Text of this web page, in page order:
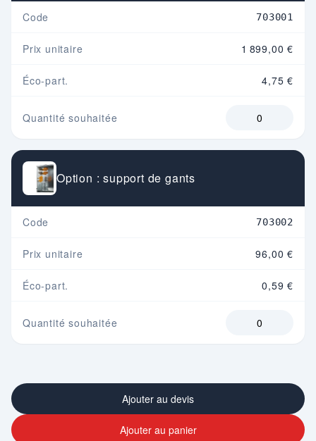
Code 703001
Prix unitaire 1 899,00 €
Éco-part. 4,75 €
Quantité souhaitée
Option : support de gants
Code 703002
Prix unitaire 96,00 €
Éco-part. 0,59 €
Quantité souhaitée
Ajouter au devis
Ajouter au panier